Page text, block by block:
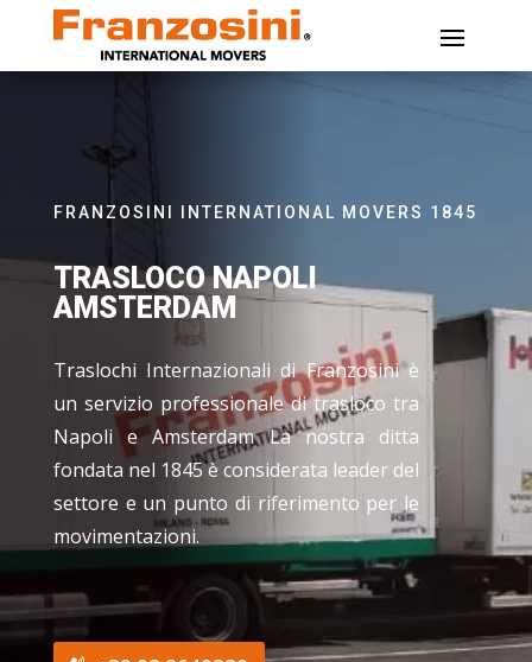
FRANZOSINI INTERNATIONAL MOVERS 1845
TRASLOCO NAPOLI
AMSTERDAM
Traslochi Internazionali di Franzosini è
un servizio professionale di trasloco tra
Napoli e Amsterdam La nostra ditta
fondata nel 1845 è considerata leader del
settore e un punto di riferimento per le
movimentazioni.